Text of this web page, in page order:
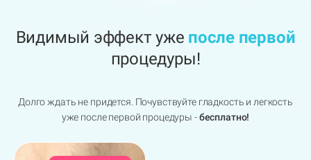
Видимый эффект уже после первой
процедуры!
Долго ждать не придется. Почувствуйте гладкость и легкость
уже после первой процедуры -бесплатно!